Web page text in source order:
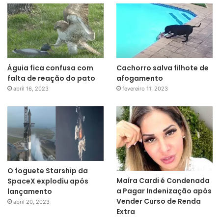
Águia fica confusa com
falta de reação do pato
abril 16, 2023
Cachorro salva filhote de
afogamento
fevereiro 11, 2023
O foguete Starship da
SpaceX explodiu após
lançamento
abril 20, 2023
Maíra Cardi é Condenada
a Pagar Indenização após
Vender Curso de Renda
Extra